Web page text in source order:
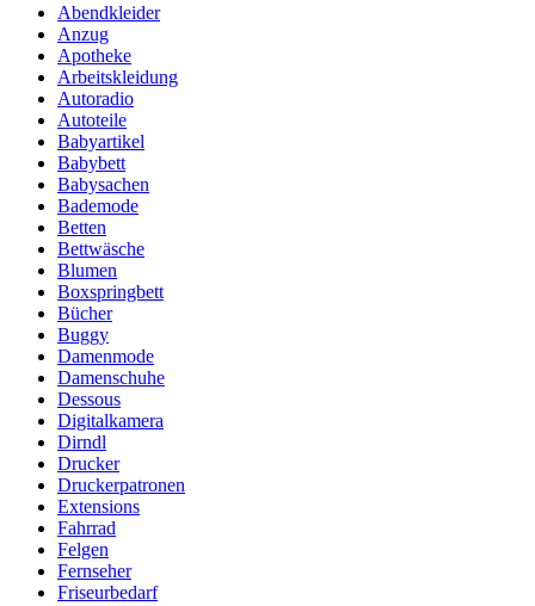
Abendkleider
Anzug
Apotheke
Arbeitskleidung
Autoradio
Autoteile
Babyartikel
Babybett
Babysachen
Bademode
Betten
Bettwäsche
Blumen
Boxspringbett
Bücher
Buggy
Damenmode
Damenschuhe
Dessous
Digitalkamera
Dirndl
Drucker
Druckerpatronen
Extensions
Fahrrad
Felgen
Fernseher
Friseurbedarf